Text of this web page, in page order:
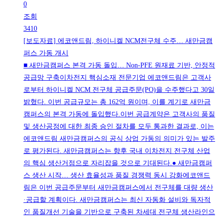
0
조회
3410
[보도자료] 에코앤드림, 하이니켈 NCM전구체 수주… 새만금캠
퍼스 가동 개시
■ 새만금캠퍼스 본격 가동 돌입… Non-PFE 원재료 기반, 안정적
공급망 구축이차전지 핵심소재 전문기업 에코앤드림은 고객사
로부터 하이니켈 NCM 전구체 공급주문(PO)을 수주했다고 30일
밝혔다. 이번 공급규모는 총 162억 원이며, 이를 계기로 새만금
캠퍼스의 본격 가동에 돌입했다.이번 공급계약은 고객사의 품질
및 생산공정에 대한 최종 승인 절차를 모두 통과한 결과로, 이는
에코앤드림 새만금캠퍼스의 공식 상업 가동의 의미가 있는 발주
로 평가된다. 새만금캠퍼스는 향후 국내 이차전지 전구체 산업
의 핵심 생산거점으로 자리잡을 것으로 기대된다.● 새만금캠퍼
스 생산 시작… 생산 효율성과 품질 경쟁력 동시 강화에코앤드
림은 이번 공급주문부터 새만금캠퍼스에서 전구체를 대량 생산
·공급할 계획이다. 새만금캠퍼스는 최신 자동화 설비와 독자적
인 품질개선 기술을 기반으로 구축된 차세대 전구체 생산라인으